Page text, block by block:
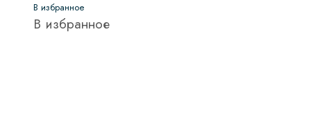
В избранное
В избранное